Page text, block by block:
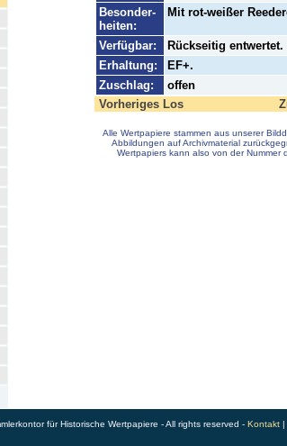
Besonder-
heiten:
Mit rot-weißer
Verfügbar:
Rückseitig entwertet.
Erhaltung:
EF+.
Zuschlag:
offen
Vorheriges Los
Alle Wertpapiere stammen aus unserer
Abbildungen auf Archivmaterial
Wertpapiers kann also von der Nummer
für Historische Wertpapiere - All rights reserved - Kontakt|